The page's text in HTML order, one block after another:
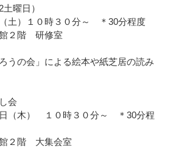
曜日）
土）１０時３０分～ ＊30分程度
２階 研修室
の会」による絵本や紙芝居の読み
会
日（木） １０時３０分～ ＊30分程
２階 大集会室